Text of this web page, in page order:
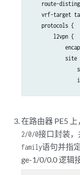
route-
vrf-target
    protocols {
        l2vpn {
site
        }
    }
}
在路由器 PE5
2/0/0接口封装
family语句并指
ge-1/0/0.0 逻辑